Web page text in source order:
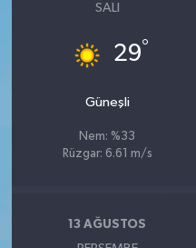
SALI
29°
Güneşli
Nem: %33
Rüzgar: 6.61 m/s
13 AĞUSTOS